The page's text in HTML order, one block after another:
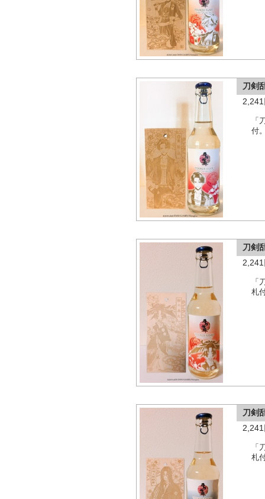
刀剣
「
付
刀剣
「
札
刀剣
「
札